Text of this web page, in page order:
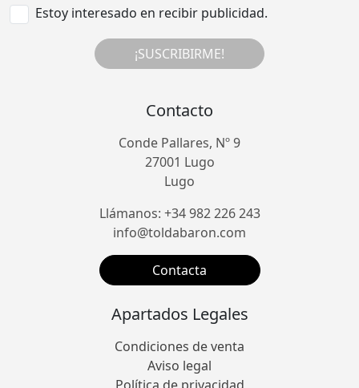
Estoy interesado en recibir publicidad.
¡SUSCRIBIRME!
Contacto
Conde Pallares, Nº 9
27001 Lugo
Lugo
Llámanos: +34 982 226 243
info@toldabaron.com
Contacta
Apartados Legales
Condiciones de venta
Aviso legal